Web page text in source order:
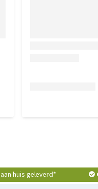
aan huis geleverd*